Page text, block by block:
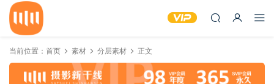
当前位置： 首页 素材 分层素材 正文